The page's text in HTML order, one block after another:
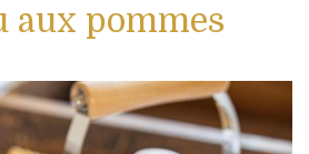
aux pommes